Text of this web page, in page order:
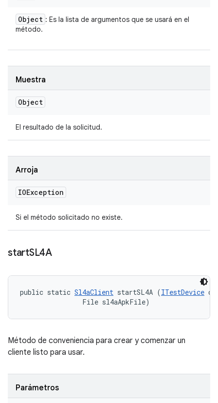
Object : Es la lista de argumentos que se usará en el
método.
Muestra
Object
El resultado de la solicitud.
Arroja
IOException
Si el método solicitado no existe.
startSL4A
public static Sl4aClient startSL4A (ITestDevice
                File sl4aApkFile)
Método de conveniencia para crear y comenzar un
cliente listo para usar.
Parámetros